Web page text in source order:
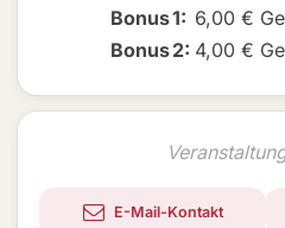
Bonus1: 6,00 €
Bonus2: 4,00 €
E-Mail-Kontakt